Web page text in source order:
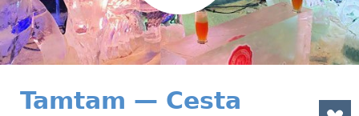
Tamtam — Cesta